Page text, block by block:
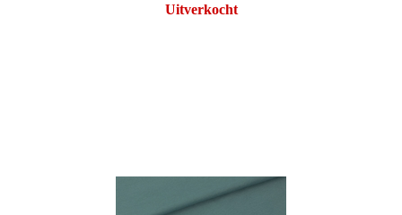
Uitverkocht